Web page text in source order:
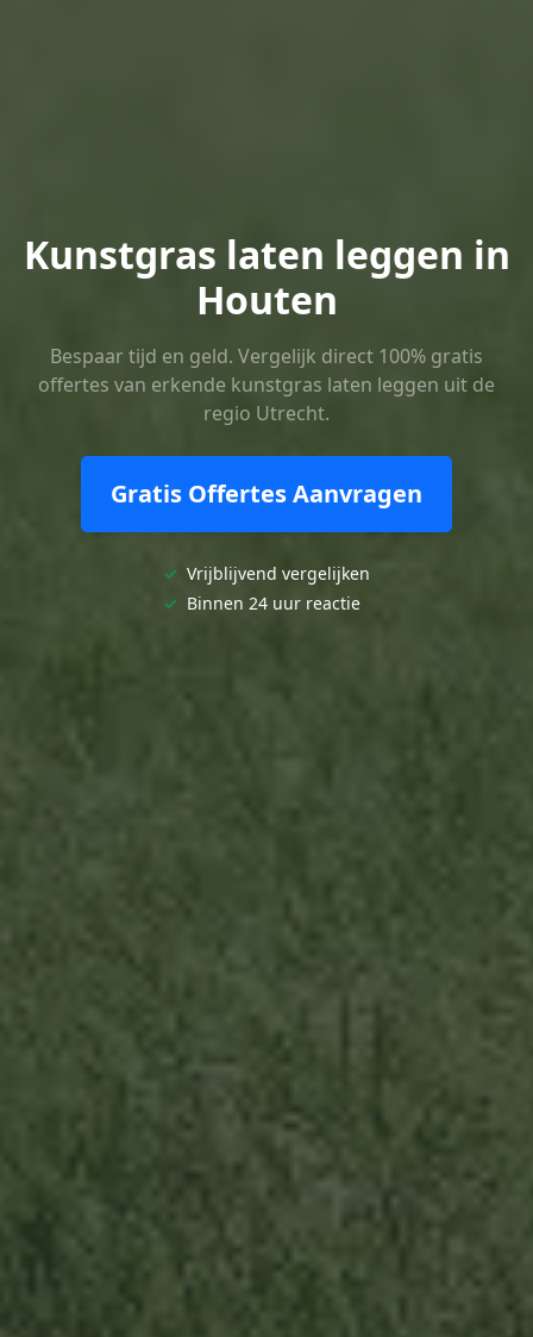
Kunstgras laten leggen in
Houten
Bespaar tijd en geld. Vergelijk direct 100% gratis
offertes van erkende kunstgras laten leggen uit de
regio Utrecht.
Gratis Offertes Aanvragen
✓ Vrijblijvend vergelijken
✓ Binnen 24 uur reactie